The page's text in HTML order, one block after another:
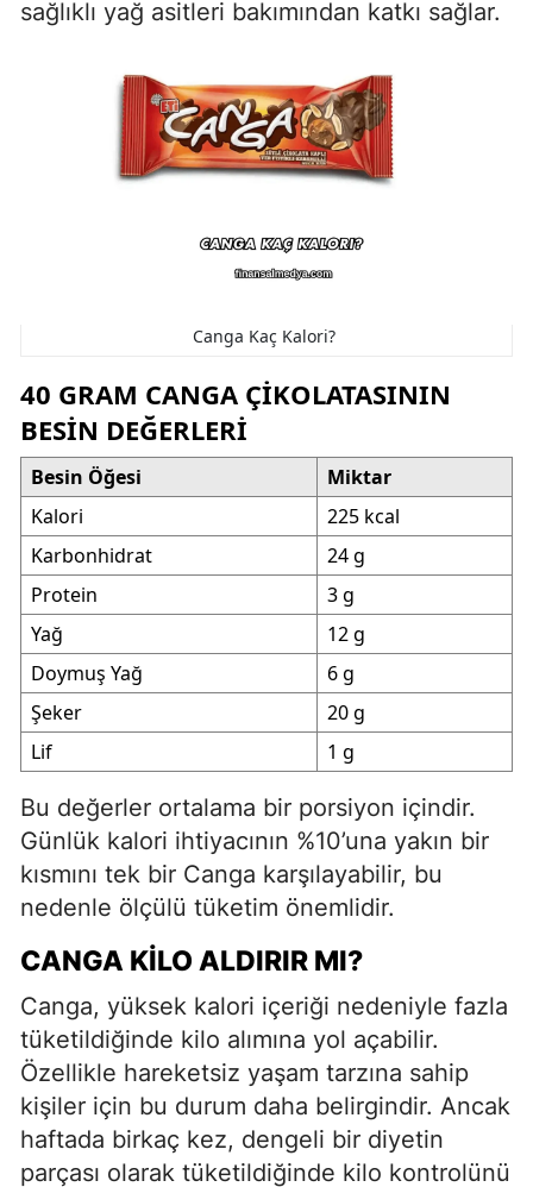
sağlıklı yağ asitleri bakımından katkı sağlar.
Canga Kaç Kalori?
40 GRAM CANGA ÇIKOLATASININ
BESIN DEĞERLERI
Besin Öğesi
Miktar
Kalori
225 kcal
Karbonhidrat
24 g
Protein
3 g
Yağ
12 g
Doymuş Yağ
6 g
Şeker
20 g
Lif
1 g
Bu değerler ortalama bir porsiyon içindir.
Günlük kalori ihtiyacının %10’una yakın bir
kısmını tek bir Canga karşılayabilir, bu
nedenle ölçülü tüketim önemlidir.
CANGA KILO ALDIRIR MI?
Canga, yüksek kalori içeriği nedeniyle fazla
tüketildiğinde kilo alımına yol açabilir.
Özellikle hareketsiz yaşam tarzına sahip
kişiler için bu durum daha belirgindir. Ancak
haftada birkaç kez, dengeli bir diyetin
parçası olarak tüketildiğinde kilo kontrolünü